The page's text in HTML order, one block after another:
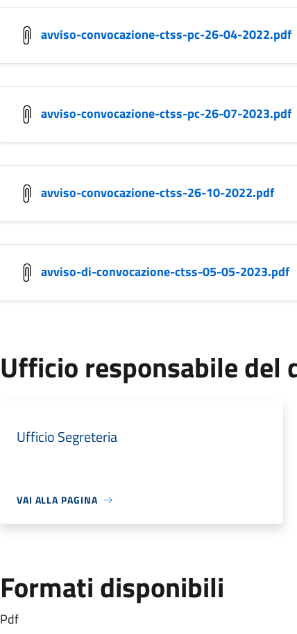
avviso-convocazione-ctss-pc-26-04-2022.pdf
avviso-convocazione-ctss-pc-26-07-2023.pdf
avviso-convocazione-ctss-26-10-2022.pdf
avviso-di-convocazione-ctss-05-05-2023.pdf
Ufficio responsabile del
Ufficio Segreteria
VAI ALLA PAGINA
Formati disponibili
Pdf